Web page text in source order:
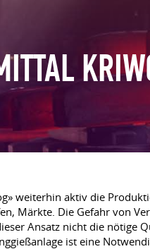
weiterhin aktiv die
Märkte. Die Gefahr von
Ansatz nicht die nötige
ist eine